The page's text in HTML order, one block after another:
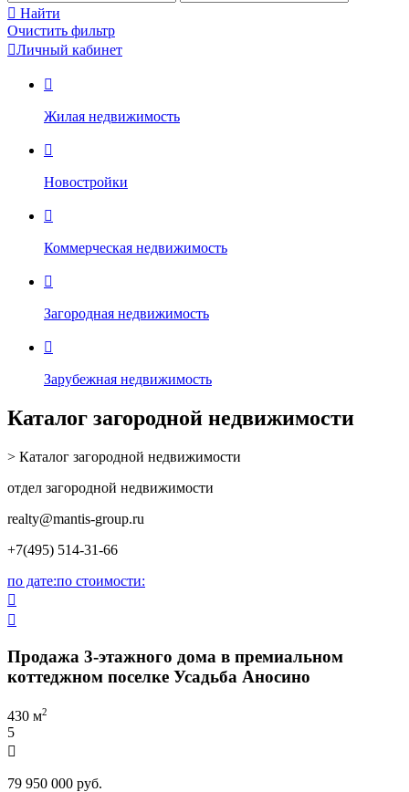
 Найти
Очистить фильтр
Личный кабинет

Жилая недвижимость

Новостройки

Коммерческая недвижимость

Загородная недвижимость

Зарубежная недвижимость
Каталог загородной недвижимости
> Каталог загородной недвижимости
отдел загородной недвижимости
realty@mantis-group.ru
+7(495) 514-31-66
по дате:по стоимости:


Продажа 3-этажного дома в премиальном
коттеджном поселке Усадьба Аносино
430 м2
5

79 950 000 руб.